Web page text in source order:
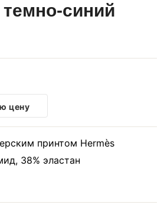
синий
цену
принтом Hermès
38% эластан